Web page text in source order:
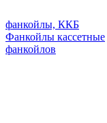
фанкойлы, ККБ
Фанкойлы кассетные
фанкойлов